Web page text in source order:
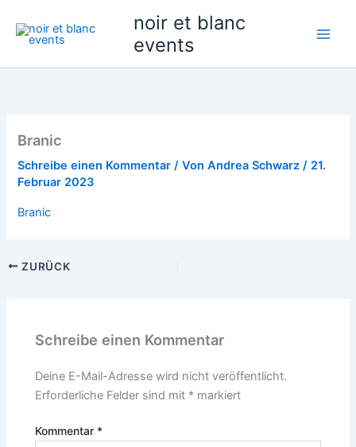
Inhalt
springen
noir et blanc
events
Branic
Schreibe einen Kommentar / VonAndrea Schwarz/ 21.
Februar 2023
Branic
ZURÜCK
Schreibe einen Kommentar
Deine E-Mail-Adresse wird nicht veröffentlicht.
Erforderliche Felder sind mit * markiert
Kommentar *